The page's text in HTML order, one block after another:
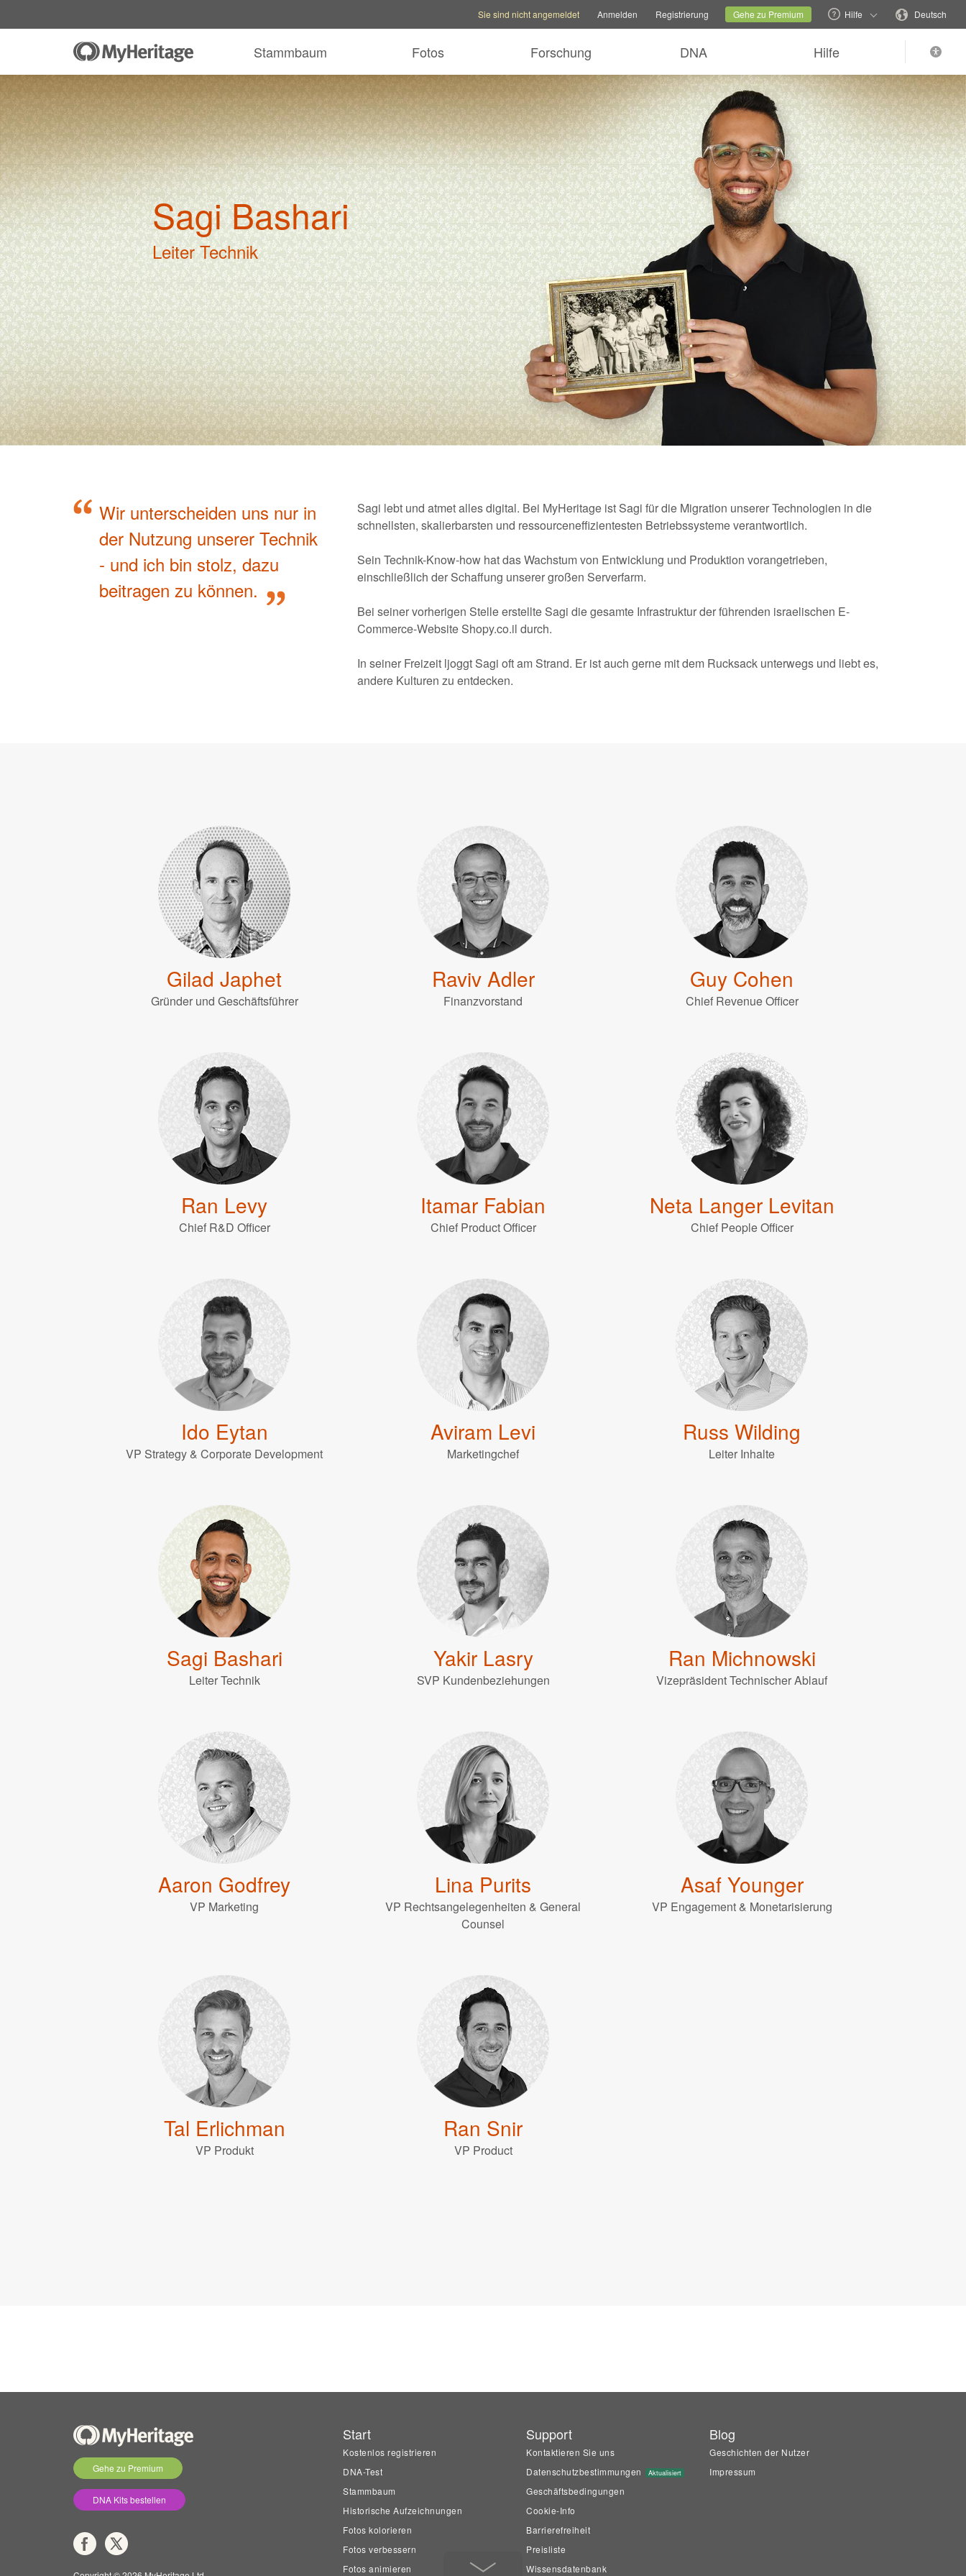
Aktuelle FamilienseiteSprache wechseln
Sie sind nicht angemeldet Anmelden Registrierung Gehe zu Premium Hilfe Deutsch
Stammbaum Fotos Forschung DNA Hilfe
Sagi Bashari
Leiter Technik
Wir unterscheiden uns nur in
der Nutzung unserer Technik
- und ich bin stolz, dazu
beitragen zu können.
Sagi lebt und atmet alles digital. Bei MyHeritage ist Sagi für die Migration unserer Technologien in die
schnellsten, skalierbarsten und ressourceneffizientesten Betriebssysteme verantwortlich.
Sein Technik-Know-how hat das Wachstum von Entwicklung und Produktion vorangetrieben,
einschließlich der Schaffung unserer großen Serverfarm.
Bei seiner vorherigen Stelle erstellte Sagi die gesamte Infrastruktur der führenden israelischen E-
Commerce-Website Shopy.co.il durch.
In seiner Freizeit ljoggt Sagi oft am Strand. Er ist auch gerne mit dem Rucksack unterwegs und liebt es,
andere Kulturen zu entdecken.
Gilad Japhet
Gründer und Geschäftsführer
Raviv Adler
Finanzvorstand
Guy Cohen
Chief Revenue Officer
Ran Levy
Chief R&D Officer
Itamar Fabian
Chief Product Officer
Neta Langer Levitan
Chief People Officer
Ido Eytan
VP Strategy & Corporate Development
Aviram Levi
Marketingchef
Russ Wilding
Leiter Inhalte
Sagi Bashari
Leiter Technik
Yakir Lasry
SVP Kundenbeziehungen
Ran Michnowski
Vizepräsident Technischer Ablauf
Aaron Godfrey
VP Marketing
Lina Purits
VP Rechtsangelegenheiten & General
Counsel
Asaf Younger
VP Engagement & Monetarisierung
Tal Erlichman
VP Produkt
Ran Snir
VP Product
Gehe zu Premium
DNA Kits bestellen
Start
Kostenlos registrieren
DNA-Test
Stammbaum
Historische Aufzeichnungen
Fotos kolorieren
Fotos verbessern
Fotos animieren
Support
Kontaktieren Sie uns
Datenschutzbestimmungen
Aktualisiert
Geschäftsbedingungen
Cookie-Info
Barrierefreiheit
Preisliste
Wissensdatenbank
Blog
Geschichten der Nutzer
Impressum